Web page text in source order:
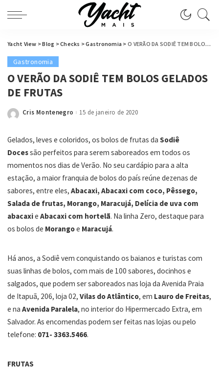
Yacht View >Blog >Checks >Gastronomia > O VERÃO DA SODIÊ TEM BOLOS GELADOS DE FRUTAS
Gastronomia
O VERÃO DA SODIÊ TEM BOLOS GELADOS
DE FRUTAS
Posted
Cris Montenegro 15 de janeiro de 2020
Gelados, leves e coloridos, os bolos de frutas da Sodiê
Docessão perfeitos para serem saboreados em todos os
momentos nos dias de Verão. No seu cardápio para a alta
estação, a maior franquia de bolos do país reúne dezenas de
sabores, entre eles, Abacaxi, Abacaxi com coco, Pêssego,
Salada de frutas, Morango, Maracujá, Delícia de uva com
abacaxie Abacaxi com hortelã. Na linha Zero, destaque para
os bolos de Morangoe Maracujá.
Há anos, a Sodiê vem conquistando os baianos e turistas com
suas linhas de bolos, com mais de 100 sabores, docinhos e
salgados, que podem ser saboreados nas loja da Avenida Praia
de Itapuã, 206, loja 02, Vilas do Atlântico, em Lauro de Freitas,
e na Avenida Paralela, no interior do Hipermercado Extra, em
Salvador. As encomendas podem ser feitas nas lojas ou pelo
telefone: 071- 3363.5466.
FRUTAS